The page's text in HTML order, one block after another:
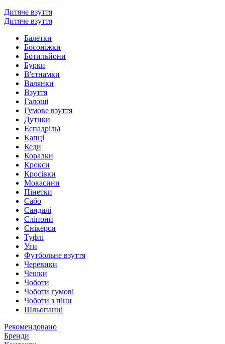
Дитяче взуття
Дитяче взуття
Балетки
Босоніжки
Ботильйони
Бурки
В'єтнамки
Валянки
Взуття
Галоші
Гумове взуття
Дутики
Еспадрільї
Капці
Кеди
Коралки
Крокси
Кросівки
Мокасини
Пінетки
Сабо
Сандалі
Сліпони
Снікерси
Туфлі
Уги
Футбольне взуття
Черевики
Чешки
Чоботи
Чоботи гумові
Чоботи з піни
Шльопанці
Рекомендовано
Бренди